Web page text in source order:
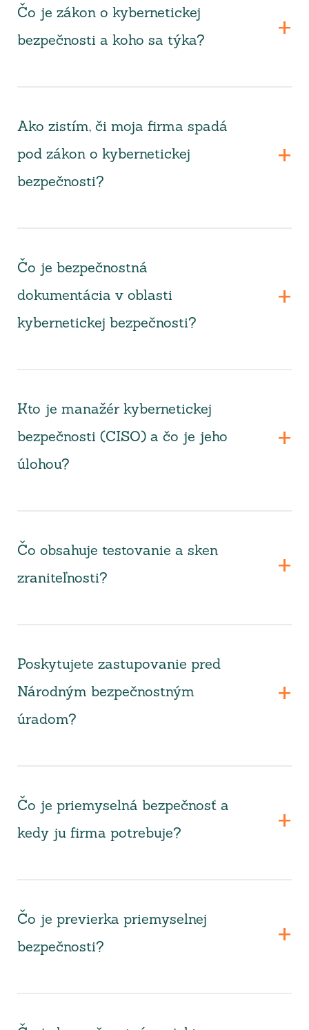
Čo je zákon o kybernetickej
bezpečnosti a koho sa týka?
Ako zistím, či moja firma spadá
pod zákon o kybernetickej
bezpečnosti?
Čo je bezpečnostná
dokumentácia v oblasti
kybernetickej bezpečnosti?
Kto je manažér kybernetickej
bezpečnosti (CISO) a čo je jeho
úlohou?
Čo obsahuje testovanie a sken
zraniteľnosti?
Poskytujete zastupovanie pred
Národným bezpečnostným
úradom?
Čo je priemyselná bezpečnosť a
kedy ju firma potrebuje?
Čo je previerka priemyselnej
bezpečnosti?